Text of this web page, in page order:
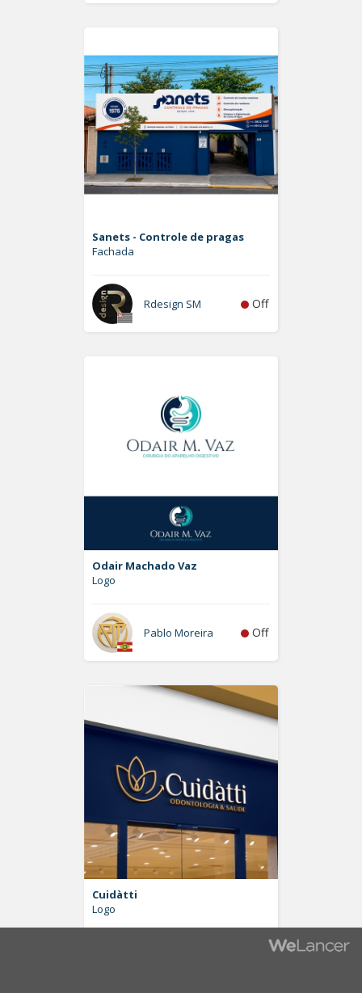
Sanets - Controle de pragas
Fachada
Rdesign SM Off
Odair Machado Vaz
Logo
Pablo Moreira Off
Cuidàtti
Logo